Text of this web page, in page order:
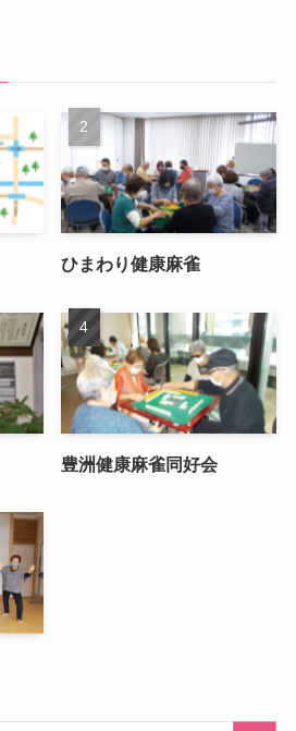
ひまわり健康麻雀
豊洲健康麻雀同好会